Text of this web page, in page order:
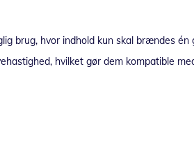
brug, hvor indhold kun skal brændes én
hvilket gør dem kompatible